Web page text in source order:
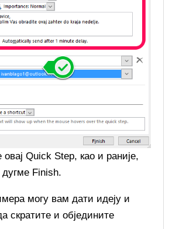
Quick Step, као и раније,
дугме Finish.
могу вам дати идеју и
скратите и обједините